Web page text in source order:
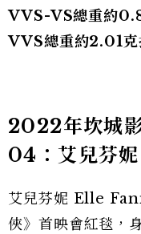
VVS-VS總重約
VVS總重約2.01克
2022年坎城
04：艾兒芬
艾兒芬妮 Elle
俠》首映會紅毯